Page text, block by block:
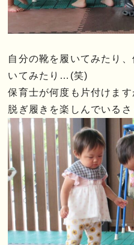
自分の靴を履いてみたり
いてみたり…(笑)
保育士が何度も片付けま
脱ぎ履きを楽しんでいる